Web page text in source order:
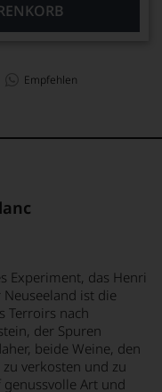
Empfehlen
Experiment, das Henri
ist die
Terroirs nach
der Spuren
beide Weine, den
verkosten und zu
Art und